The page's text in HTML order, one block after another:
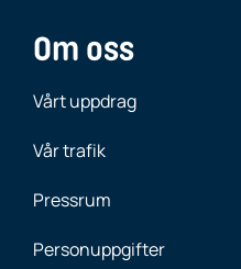
Om oss
Vårt uppdrag
Vår trafik
Pressrum
Personuppgifter